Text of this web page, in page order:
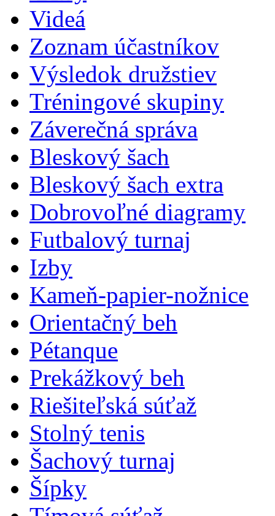
Videá
Zoznam účastníkov
Výsledok družstiev
Tréningové skupiny
Záverečná správa
Bleskový šach
Bleskový šach extra
Dobrovoľné diagramy
Futbalový turnaj
Izby
Kameň-papier-nožnice
Orientačný beh
Pétanque
Prekážkový beh
Riešiteľská súťaž
Stolný tenis
Šachový turnaj
Šípky